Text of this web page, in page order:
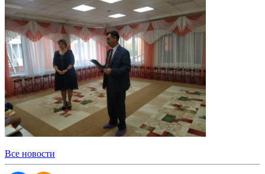
Все новости